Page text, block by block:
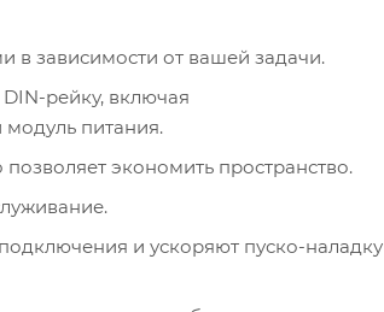
зависимости от вашей задачи.
рейку, включая
питания.
экономить пространство.
и ускоряют пуско-наладку